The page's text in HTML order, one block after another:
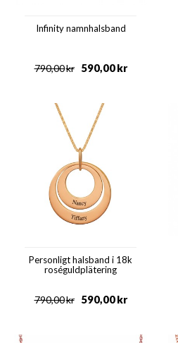
Infinity namnhalsband
kr
790,00 kr
590,00
Personligt halsband i 18k
roséguldplätering
kr
790,00 kr
590,00